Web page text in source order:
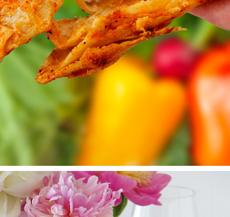
PLANT-BASED MEAT　プラントベースミート
2024